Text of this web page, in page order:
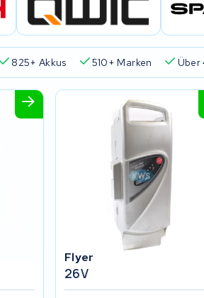
825+ Akkus 510+ Marken Über
Flyer
26V